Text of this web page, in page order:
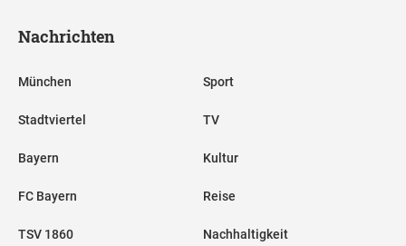
Nachrichten
München
Stadtviertel
Bayern
FC Bayern
TSV 1860
Sport
TV
Kultur
Reise
Nachhaltigkeit